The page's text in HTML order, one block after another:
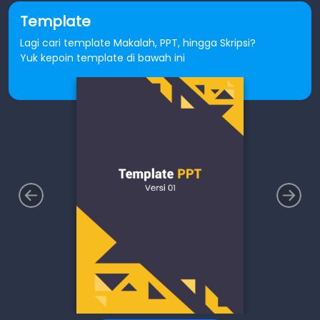
Template
Lagi cari template Makalah, PPT, hingga Skripsi?
Yuk kepoin template di bawah ini